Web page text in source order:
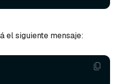
el siguiente mensaje: